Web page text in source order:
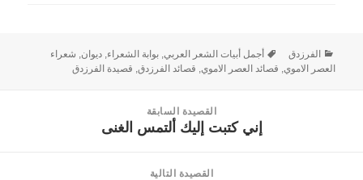
الفرزدق أجمل أبيات الشعر العربي,بوابة الشعراء,ديوان, شعراء
العصر الاموي, قصائد العصر الاموي, قصائد الفرزدق, قصيدة الفرزدق
القصيدة السابقة
إني كتبت إليك ألتمس الغنى
القصيدة التالية